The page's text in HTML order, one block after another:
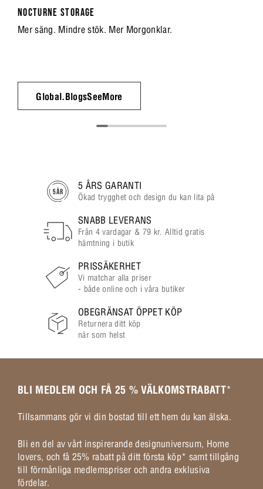
NOCTURNE STORAGE
Mer säng. Mindre stök. Mer Morgonklar.
Global.BlogsSeeMore
5 ÅRS GARANTI
Ökad trygghet och design du kan lita på
SNABB LEVERANS
Från 4 vardagar & 79 kr. Alltid gratis
hämtning i butik
PRISSÄKERHET
Vi matchar alla priser
- både online och i våra butiker
OBEGRÄNSAT ÖPPET KÖP
Returnera ditt köp
när som helst
BLI MEDLEM OCH FÅ 25 % VÄLKOMSTRABATT*
Tillsammans gör vi din bostad till ett hem du kan älska.
Bli en del av vårt inspirerande designuniversum, Home
lovers, och få 25% rabatt på ditt första köp* samt tillgång
till förmånliga medlemspriser och andra exklusiva
fördelar.